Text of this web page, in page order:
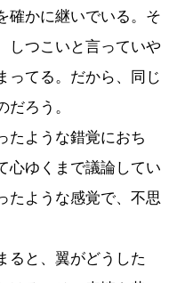
確かに継いでいる。そ
しつこいと言っていや
ってる。だから、同じ
ろう。
ような錯覚におち
心ゆくまで議論してい
たような感覚で、不思
と、翼がどうした